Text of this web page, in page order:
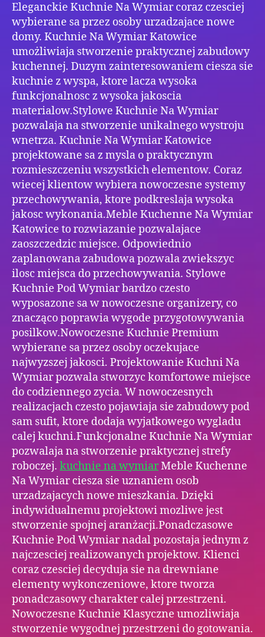
Eleganckie Kuchnie Na Wymiar coraz czesciej
wybierane sa przez osoby urzadzajace nowe
domy. Kuchnie Na Wymiar Katowice
umożliwiaja stworzenie praktycznej zabudowy
kuchennej. Duzym zainteresowaniem ciesza sie
kuchnie z wyspa, ktore lacza wysoka
funkcjonalnosc z wysoka jakoscia
materialow.Stylowe Kuchnie Na Wymiar
pozwalaja na stworzenie unikalnego wystroju
wnetrza. Kuchnie Na Wymiar Katowice
projektowane sa z mysla o praktycznym
rozmieszczeniu wszystkich elementow. Coraz
wiecej klientow wybiera nowoczesne systemy
przechowywania, ktore podkreslaja wysoka
jakosc wykonania.Meble Kuchenne Na Wymiar
Katowice to rozwiazanie pozwalajace
zaoszczedzic miejsce. Odpowiednio
zaplanowana zabudowa pozwala zwiekszyc
ilosc miejsca do przechowywania. Stylowe
Kuchnie Pod Wymiar bardzo czesto
wyposazone sa w nowoczesne organizery, co
znacząco poprawia wygode przygotowywania
posilkow.Nowoczesne Kuchnie Premium
wybierane sa przez osoby oczekujace
najwyzszej jakosci. Projektowanie Kuchni Na
Wymiar pozwala stworzyc komfortowe miejsce
do codziennego zycia. W nowoczesnych
realizacjach czesto pojawiaja sie zabudowy pod
sam sufit, ktore dodaja wyjatkowego wygladu
calej kuchni.Funkcjonalne Kuchnie Na Wymiar
pozwalaja na stworzenie praktycznej strefy
roboczej. kuchnie na wymiarMeble Kuchenne
Na Wymiar ciesza sie uznaniem osob
urzadzajacych nowe mieszkania. Dzięki
indywidualnemu projektowi mozliwe jest
stworzenie spojnej aranżacji.Ponadczasowe
Kuchnie Pod Wymiar nadal pozostaja jednym z
najczesciej realizowanych projektow. Klienci
coraz czesciej decyduja sie na drewniane
elementy wykonczeniowe, ktore tworza
ponadczasowy charakter calej przestrzeni.
Nowoczesne Kuchnie Klasyczne umozliwiaja
stworzenie wygodnej przestrzeni do gotowania.